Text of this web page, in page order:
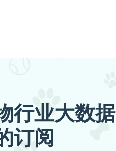
行业大数据
订阅